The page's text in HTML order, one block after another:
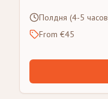
Полдня (4-5
From €45